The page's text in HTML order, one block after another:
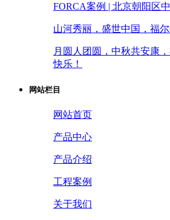
FORCA案例 | 北京朝阳区
山河秀丽，盛世中国，福
月圆人团圆，中秋共安康
快乐！
网站栏目
网站首页
产品中心
产品介绍
工程案例
关于我们